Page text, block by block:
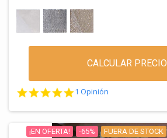
BLANCOPLOMOVISON
CALCULAR PRECIO
5.0 star rating
1 Opinión
¡EN OFERTA! -65% FUERA DE STOCK